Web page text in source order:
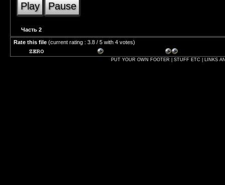
Play Pause
Часть 2
Rate this file (current rating : 3.8 / 5 with 4 votes)
PUT YOUR OWN FOOTER | STUFF ETC | LINKS